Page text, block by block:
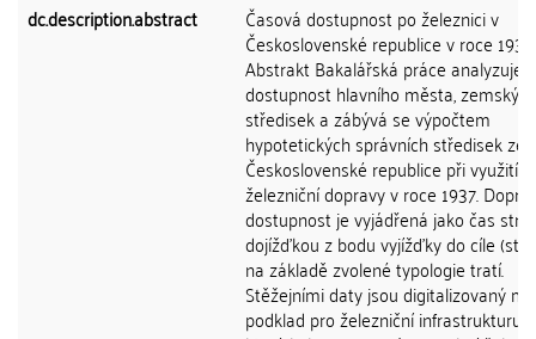
dc.description.abstract
Časová dostupnost po železnici v
Československé republice v roce 1937
Abstrakt Bakalářská práce analyzuje
dostupnost hlavního města, zemských
středisek a zábývá se výpočtem
hypotetických správních středisek
Československé republice při využití
železniční dopravy v roce 1937.
dostupnost je vyjádřená jako čas
dojížďkou z bodu vyjížďky do cíle
na základě zvolené typologie tratí.
Stěžejními daty jsou digitalizovaný
podklad pro železniční infrastrukturu,